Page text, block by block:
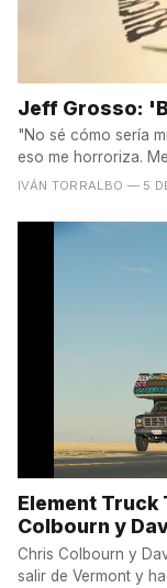
Jeff Grosso:
"No sé cómo sería
eso me horroriza.
IVÁN TORRALBO — 5
Element Truck
Colbourn y
Chris Colbourn y
salir de Vermont y